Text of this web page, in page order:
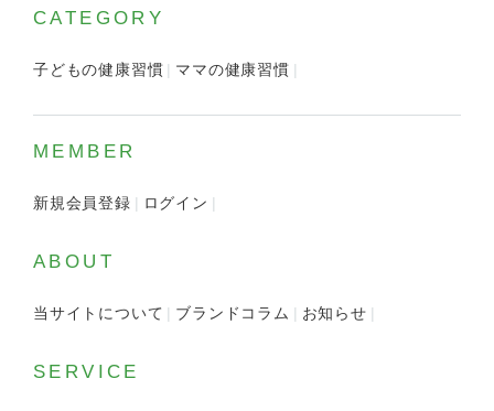
CATEGORY
子どもの健康習慣 ママの健康習慣
MEMBER
新規会員登録 ログイン
ABOUT
当サイトについて ブランドコラム お知らせ
SERVICE